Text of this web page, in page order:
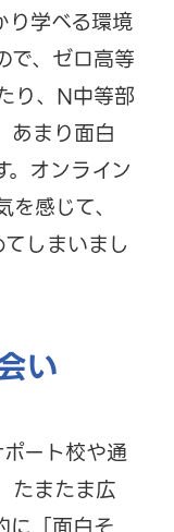
り学べる環境
で、ゼロ高等
り、N中等部
あまり面白
。オンライン
感じて、
しまいまし
い
ート校や通
たまたま広